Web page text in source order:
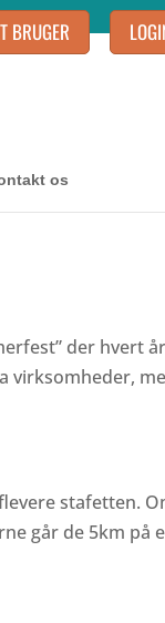
BRUGER
os
der hvert år
virksomheder,
stafetten.
går de 5km på